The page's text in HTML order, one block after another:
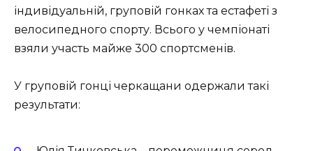
індивідуальній, груповій гонках та естафеті з
велосипедного спорту. Всього у чемпіонаті
взяли участь майже 300 спортсменів.
У груповій гонці черкащани одержали такі
результати: